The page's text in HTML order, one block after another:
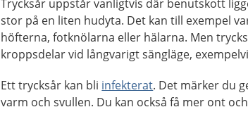
Trycksår uppstår vanligtvis där benutskott
stor på en liten hudyta. Det kan till exempel
höfterna, fotknölarna eller hälarna. Men
kroppsdelar vid långvarigt sängläge,
Ett trycksår kan bli infekterat. Det märker du
varm och svullen. Du kan också få mer ont